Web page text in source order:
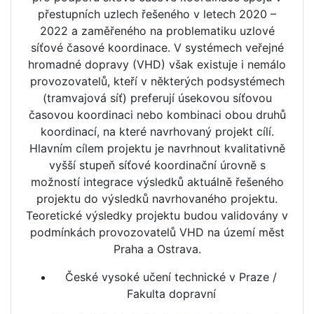
přestupních uzlech řešeného v letech 2020 –
2022 a zaměřeného na problematiku uzlové
síťové časové koordinace. V systémech veřejné
hromadné dopravy (VHD) však existuje i nemálo
provozovatelů, kteří v některých podsystémech
(tramvajová síť) preferují úsekovou síťovou
časovou koordinaci nebo kombinaci obou druhů
koordinací, na které navrhovaný projekt cílí.
Hlavním cílem projektu je navrhnout kvalitativně
vyšší stupeň síťové koordinační úrovně s
možností integrace výsledků aktuálně řešeného
projektu do výsledků navrhovaného projektu.
Teoretické výsledky projektu budou validovány v
podmínkách provozovatelů VHD na území měst
Praha a Ostrava.
České vysoké učení technické v Praze /
Fakulta dopravní